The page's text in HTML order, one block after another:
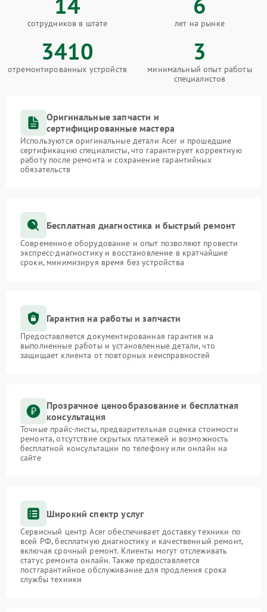
сотрудников в штате лет на рынке
3410
отремонтированных устройств
3
минимальный опыт работы
специалистов
Оригинальные запчасти и
сертифицированные мастера
Используются оригинальные детали Acer и прошедшие
сертификацию специалисты, что гарантирует корректную
работу после ремонта и сохранение гарантийных
обязательств
Бесплатная диагностика и быстрый ремонт
Современное оборудование и опыт позволяют провести
экспресс-диагностику и восстановление в кратчайшие
сроки, минимизируя время без устройства
Гарантия на работы и запчасти
Предоставляется документированная гарантия на
выполненные работы и установленные детали, что
защищает клиента от повторных неисправностей
Прозрачное ценообразование и бесплатная
консультация
Точные прайс-листы, предварительная оценка стоимости
ремонта, отсутствие скрытых платежей и возможность
бесплатной консультации по телефону или онлайн на
сайте
Широкий спектр услуг
Сервисный центр Acer обеспечивает доставку техники по
всей РФ, бесплатную диагностику и качественный ремонт,
включая срочный ремонт. Клиенты могут отслеживать
статус ремонта онлайн. Также предоставляется
постгарантийное обслуживание для продления срока
службы техники